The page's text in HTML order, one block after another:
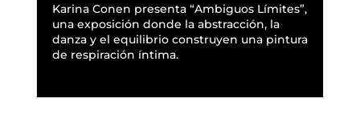
Karina Conen presenta “Ambiguos Límites”,
una exposición donde la abstracción, la
danza y el equilibrio construyen una pintura
de respiración íntima.